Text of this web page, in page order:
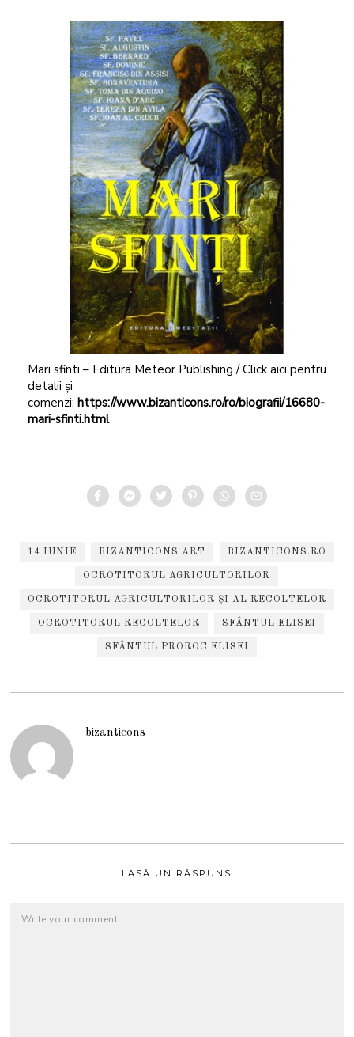
Mari sfinti – Editura Meteor Publishing / Click aici pentru
detalii și
comenzi: https://www.bizanticons.ro/ro/biografii/16680-
mari-sfinti.html
14 IUNIE BIZANTICONS ART BIZANTICONS.RO
OCROTITORUL AGRICULTORILOR
OCROTITORUL AGRICULTORILOR ȘI AL RECOLTELOR
OCROTITORUL RECOLTELOR SFÂNTUL ELISEI
SFÂNTUL PROROC ELISEI
bizanticons
LASĂ UN RĂSPUNS